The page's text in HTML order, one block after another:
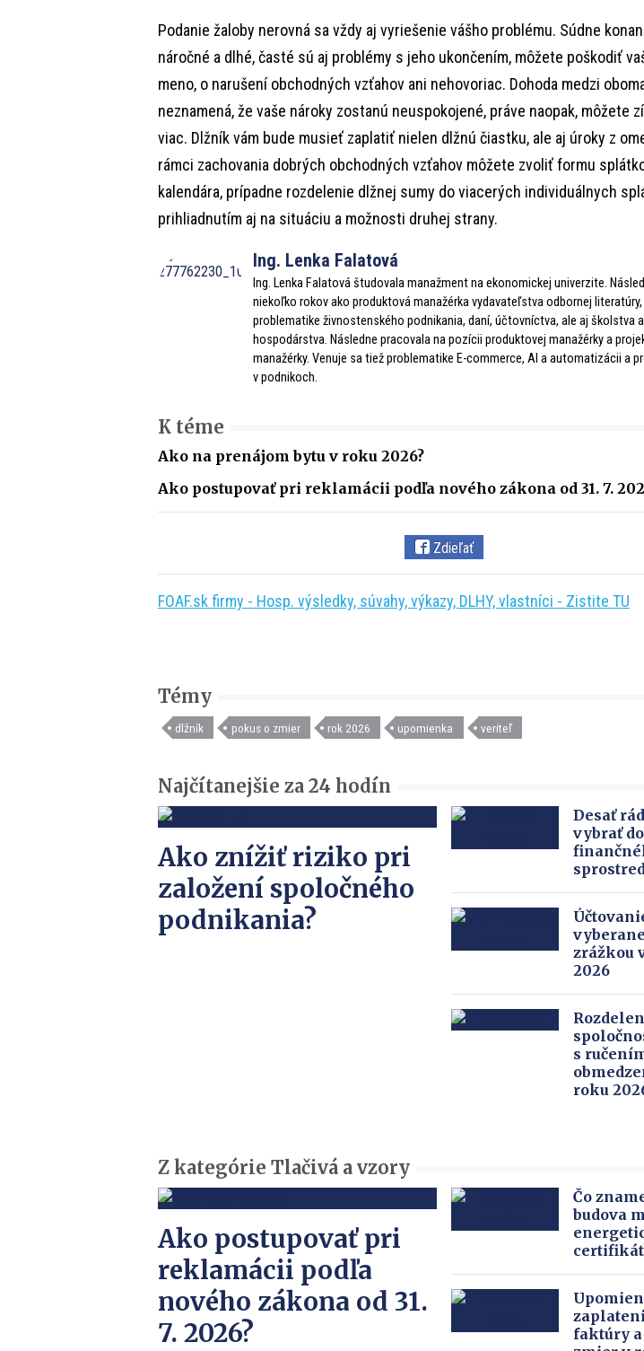
Podanie žaloby nerovná sa vždy aj vyriešenie vášho problému. Súdne
náročné a dlhé, časté sú aj problémy s jeho ukončením, môžete poškodiť
meno, o narušení obchodných vzťahov ani nehovoriac. Dohoda medzi
neznamená, že vaše nároky zostanú neuspokojené, práve naopak, môžete
viac. Dlžník vám bude musieť zaplatiť nielen dlžnú čiastku, ale aj úroky z
rámci zachovania dobrých obchodných vzťahov môžete zvoliť formu
kalendára, prípadne rozdelenie dlžnej sumy do viacerých individuálnych
prihliadnutím aj na situáciu a možnosti druhej strany.
Ing. Lenka Falatová
Ing. Lenka Falatová študovala manažment na ekonomickej univerzite.
niekoľko rokov ako produktová manažérka vydavateľstva odbornej
problematike živnostenského podnikania, daní, účtovníctva, ale aj školstva
hospodárstva. Následne pracovala na pozícii produktovej manažérky a
manažérky. Venuje sa tiež problematike E-commerce, AI a automatizácii a
v podnikoch.
K téme
Ako na prenájom bytu v roku 2026?
Ako postupovať pri reklamácii podľa nového zákona od 31. 7.
Zdieľať
FOAF.sk firmy - Hosp. výsledky, súvahy, výkazy, DLHY, vlastníci - Zistite TU
Témy
dlžník pokus o zmier rok 2026 upomienka veriteľ
Najčítanejšie za 24 hodín
Ako znížiť riziko pri
založení spoločného
podnikania?
Desať
vybrať
zrážkou
2026
s
roku
Z kategórie Tlačivá a vzory
Ako postupovať pri
reklamácii podľa
nového zákona od 31.
7. 2026?
Čo
budova
faktúry